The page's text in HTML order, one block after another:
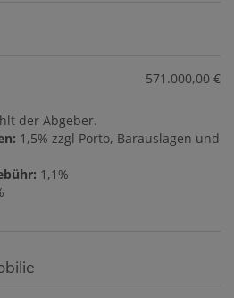
571.000,00 €
der Abgeber.
1,5% zzgl Porto, Barauslagen und
1,1%